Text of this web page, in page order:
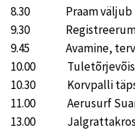
8.30 Praam väljub
9.30
9.45 Avamine,
10.00
10.30 Korvpalli
11.00 Aerusurf
13.00 Jalgrattakross